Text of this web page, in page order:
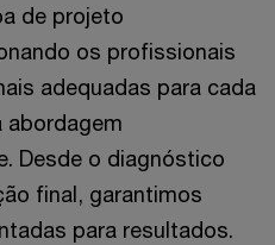
de projeto
os profissionais
adequadas para cada
abordagem
Desde o diagnóstico
final, garantimos
para resultados.